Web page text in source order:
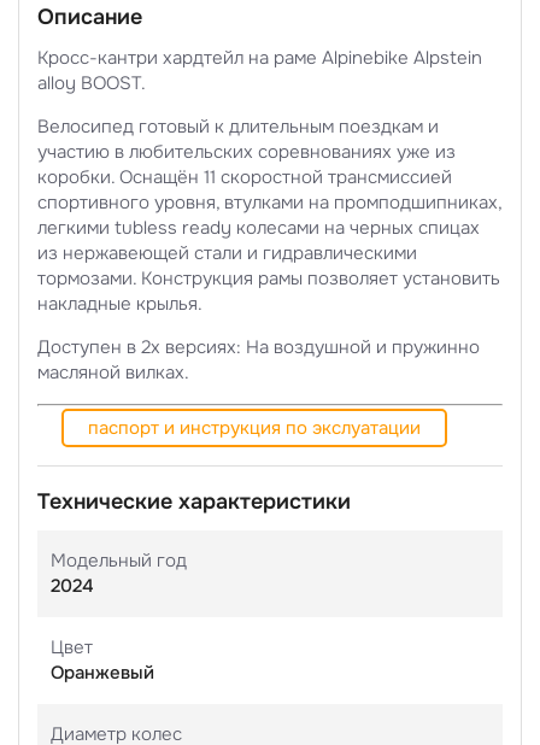
Описание
Кросс-кантри хардтейл на раме Alpinebike Alpstein
alloy BOOST.
Велосипед готовый к длительным поездкам и
участию в любительских соревнованиях уже из
коробки. Оснащён 11 скоростной трансмиссией
спортивного уровня, втулками на промподшипниках,
легкими tubless ready колесами на черных спицах
из нержавеющей стали и гидравлическими
тормозами. Конструкция рамы позволяет установить
накладные крылья.
Доступен в 2х версиях: На воздушной и пружинно
масляной вилках.
паспорт и инструкция по экслуатации
Технические характеристики
Модельный год
2024
Цвет
Оранжевый
Диаметр колес